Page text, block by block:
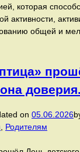
которая
активности,
общей и
доверия.
on 05.06.2026
, Родителям